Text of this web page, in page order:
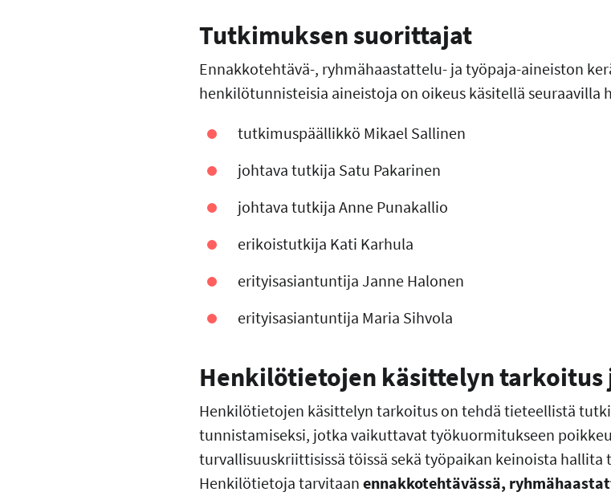
Tutkimuksen suorittajat
Ennakkotehtävä-, ryhmähaastattelu- ja työpaja-aineiston
henkilötunnisteisia aineistoja on oikeus käsitellä seuraavilla
tutkimuspäällikkö Mikael Sallinen
johtava tutkija Satu Pakarinen
johtava tutkija Anne Punakallio
erikoistutkija Kati Karhula
erityisasiantuntija Janne Halonen
erityisasiantuntija Maria Sihvola
Henkilötietojen käsittelyn tarkoitus
Henkilötietojen käsittelyn tarkoitus on tehdä tieteellistä
tunnistamiseksi, jotka vaikuttavat työkuormitukseen
turvallisuuskriittisissä töissä sekä työpaikan keinoista
Henkilötietoja tarvitaan ennakkotehtävässä,